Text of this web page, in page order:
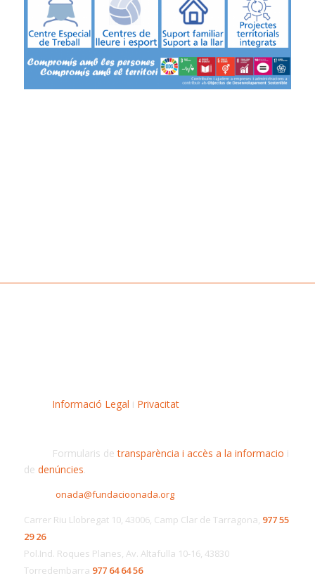
Informació Legal i Privacitat
Formularis detransparència i accès a la informacio i
de denúncies.
onada@fundacioonada.org
Carrer Riu Llobregat 10, 43006, Camp Clar de Tarragona, 977 55
29 26
Pol.Ind. Roques Planes, Av. Altafulla 10-16, 43830
Torredembarra 977 64 64 56